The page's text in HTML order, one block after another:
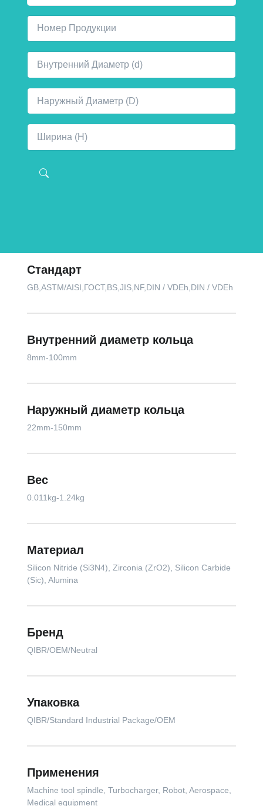
Стандарт
GB,ASTM/AISI,ГОСТ,BS,JIS,NF,DIN / VDEh,DIN / VDEh
Внутренний диаметр кольца
8mm-100mm
Наружный диаметр кольца
22mm-150mm
Вес
0.011kg-1.24kg
Материал
Silicon Nitride (Si3N4), Zirconia (ZrO2), Silicon Carbide
(Sic), Alumina
Бренд
QIBR/OEM/Neutral
Упаковка
QIBR/Standard Industrial Package/OEM
Применения
Machine tool spindle, Turbocharger, Robot, Aerospace,
Medical equipment